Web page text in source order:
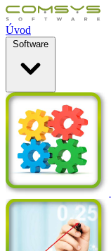
Úvod
Software